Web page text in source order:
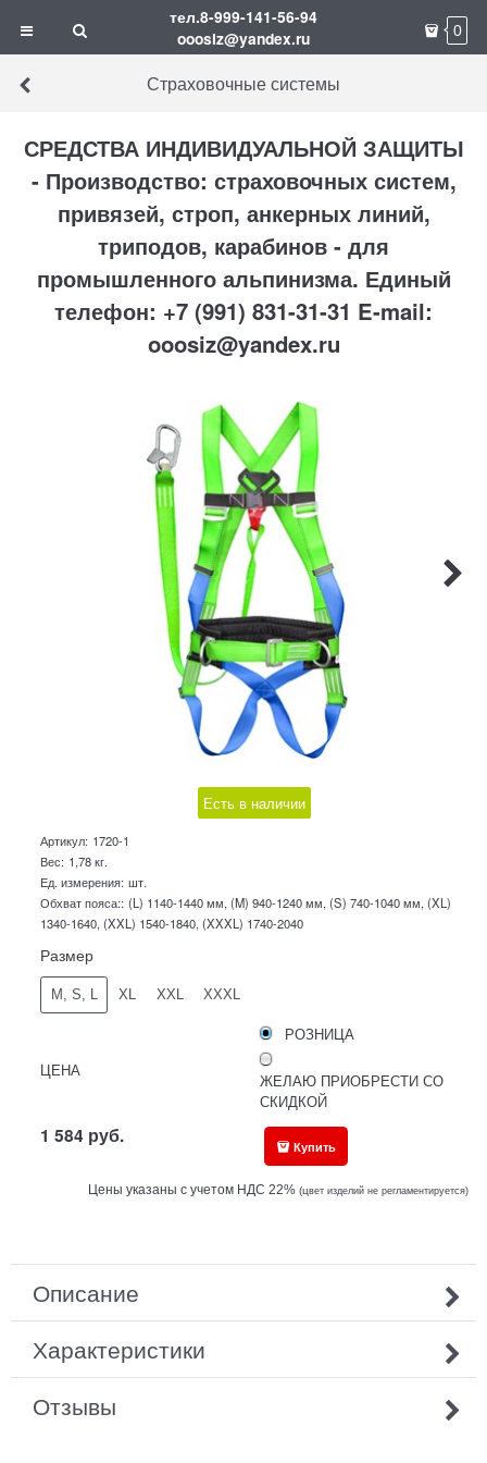
тел.8-999-141-56-94
ooosiz@yandex.ru
0
Страховочные системы
СРЕДСТВА ИНДИВИДУАЛЬНОЙ ЗАЩИТЫ
- Производство: страховочных систем,
привязей, строп, анкерных линий,
триподов, карабинов - для
промышленного альпинизма. Единый
телефон: +7 (991) 831-31-31 E-mail:
ooosiz@yandex.ru
Есть в наличии
Артикул: 1720-1
Вес: 1,78кг.
Ед. измерения: шт.
Обхват пояса:: (L) 1140-1440 мм, (M) 940-1240 мм, (S) 740-1040 мм, (XL)
1340-1640, (XXL) 1540-1840, (XXXL) 1740-2040
Размер
M, S, L XL XXL XXXL
ЦЕНА
РОЗНИЦА
ЖЕЛАЮ ПРИОБРЕСТИ СО
СКИДКОЙ
1 584 руб. Купить
Цены указаны с учетом НДС 22%(цвет изделий не регламентируется)
Описание
Характеристики
Отзывы